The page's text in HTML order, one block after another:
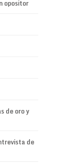
opositor
de oro y
de